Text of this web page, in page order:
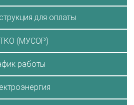
для оплаты
ТКО (МУСОР)
работы